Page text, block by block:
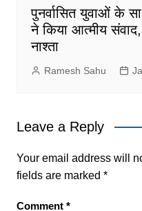
पुनर्वासित युवाओं के
ने किया आत्मीय
नाश्ता
Ramesh Sahu
Leave a Reply
Your email address will
fields are marked *
Comment *